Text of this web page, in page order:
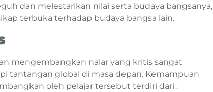
dan melestarikan nilai serta budaya bangsanya,
terbuka terhadap budaya bangsa lain.
mengembangkan nalar yang kritis sangat
tantangan global di masa depan. Kemampuan
oleh pelajar tersebut terdiri dari :